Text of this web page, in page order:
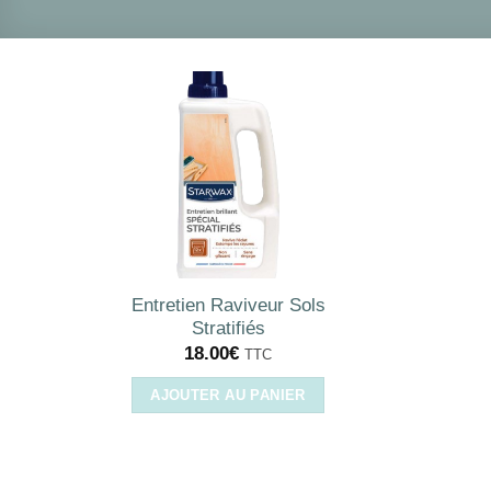
Entretien Raviveur Sols
Stratifiés
18.00€ TTC
AJOUTER AU PANIER